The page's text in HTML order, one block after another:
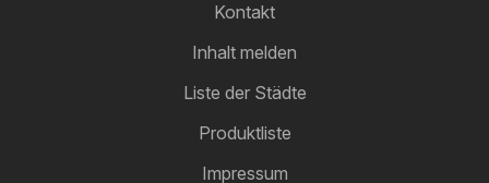
Kontakt
Inhalt melden
Liste der Städte
Produktliste
Impressum